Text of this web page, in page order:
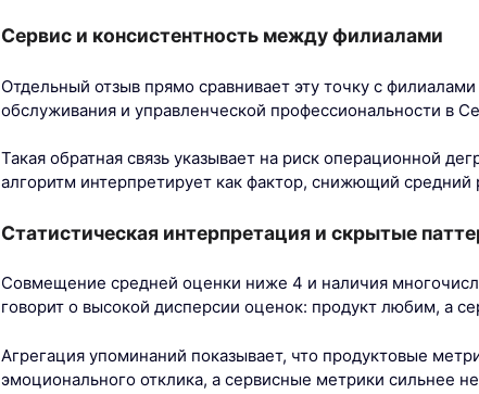
Сервис и консистентность между филиалами
Отдельный отзыв прямо сравнивает эту точку с
обслуживания и управленческой профессиональности в
Такая обратная связь указывает на риск операционной
алгоритм интерпретирует как фактор, снижющий средний
Статистическая интерпретация и скрытые
Совмещение средней оценки ниже 4 и наличия
говорит о высокой дисперсии оценок: продукт любим, а
Агрегация упоминаний показывает, что продуктовые
эмоционального отклика, а сервисные метрики сильнее